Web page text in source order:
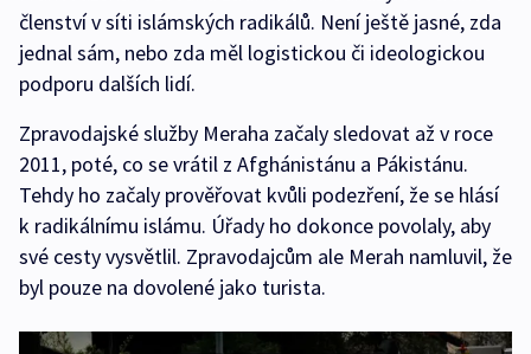
členství v síti islámských radikálů. Není ještě jasné, zda
jednal sám, nebo zda měl logistickou či ideologickou
podporu dalších lidí.
Zpravodajské služby Meraha začaly sledovat až v roce
2011, poté, co se vrátil z Afghánistánu a Pákistánu.
Tehdy ho začaly prověřovat kvůli podezření, že se hlásí
k radikálnímu islámu. Úřady ho dokonce povolaly, aby
své cesty vysvětlil. Zpravodajcům ale Merah namluvil, že
byl pouze na dovolené jako turista.